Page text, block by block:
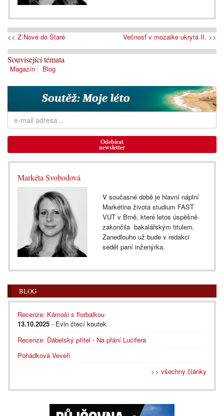
<< Z Nové do Staré Večnosť v mozaike ukrytá II. >>
Související témata
Magazín Blog
Odebírat
newsletter
Markéta Svobodová
V současné době je hlavní náplní
Markétina života studium FAST
VUT v Brně, které letos úspěšně
zakončila bakalářským titulem.
Zanedlouho už bude v redakci
sedět paní inženýrka.
BLOG
Recenze: Kámoši s florbalkou
13.10.2025 - Evin čtecí koutek
Recenze: Ďábelský přítel - Na přání Lucifera
Pohádková Veveří
>> všechny články